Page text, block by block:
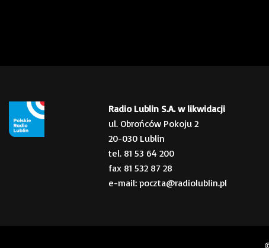
Radio Lublin S.A. w likwidacji
ul. Obrońców Pokoju 2
20-030 Lublin
tel. 81 53 64 200
fax 81 532 87 28
e-mail: poczta@radiolublin.pl